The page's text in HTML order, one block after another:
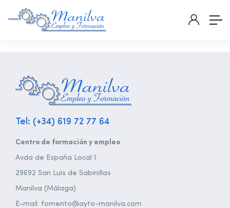
Tel: (+34) 619 72 77 64
Centro de formación y empleo
Avda de España Local 1
29692 San Luis de Sabinillas
Manilva (Málaga)
E-mail: fomento@ayto-manilva.com